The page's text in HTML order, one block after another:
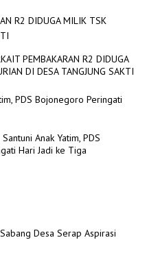
PEMBAKARAN R2 DIDUGA
MILIK TSK PENCURIAN DI DESA TANGJUNG SAKTI
Anak Yatim, PDS
Hari Jadi ke Tiga
Desa Serap Aspirasi